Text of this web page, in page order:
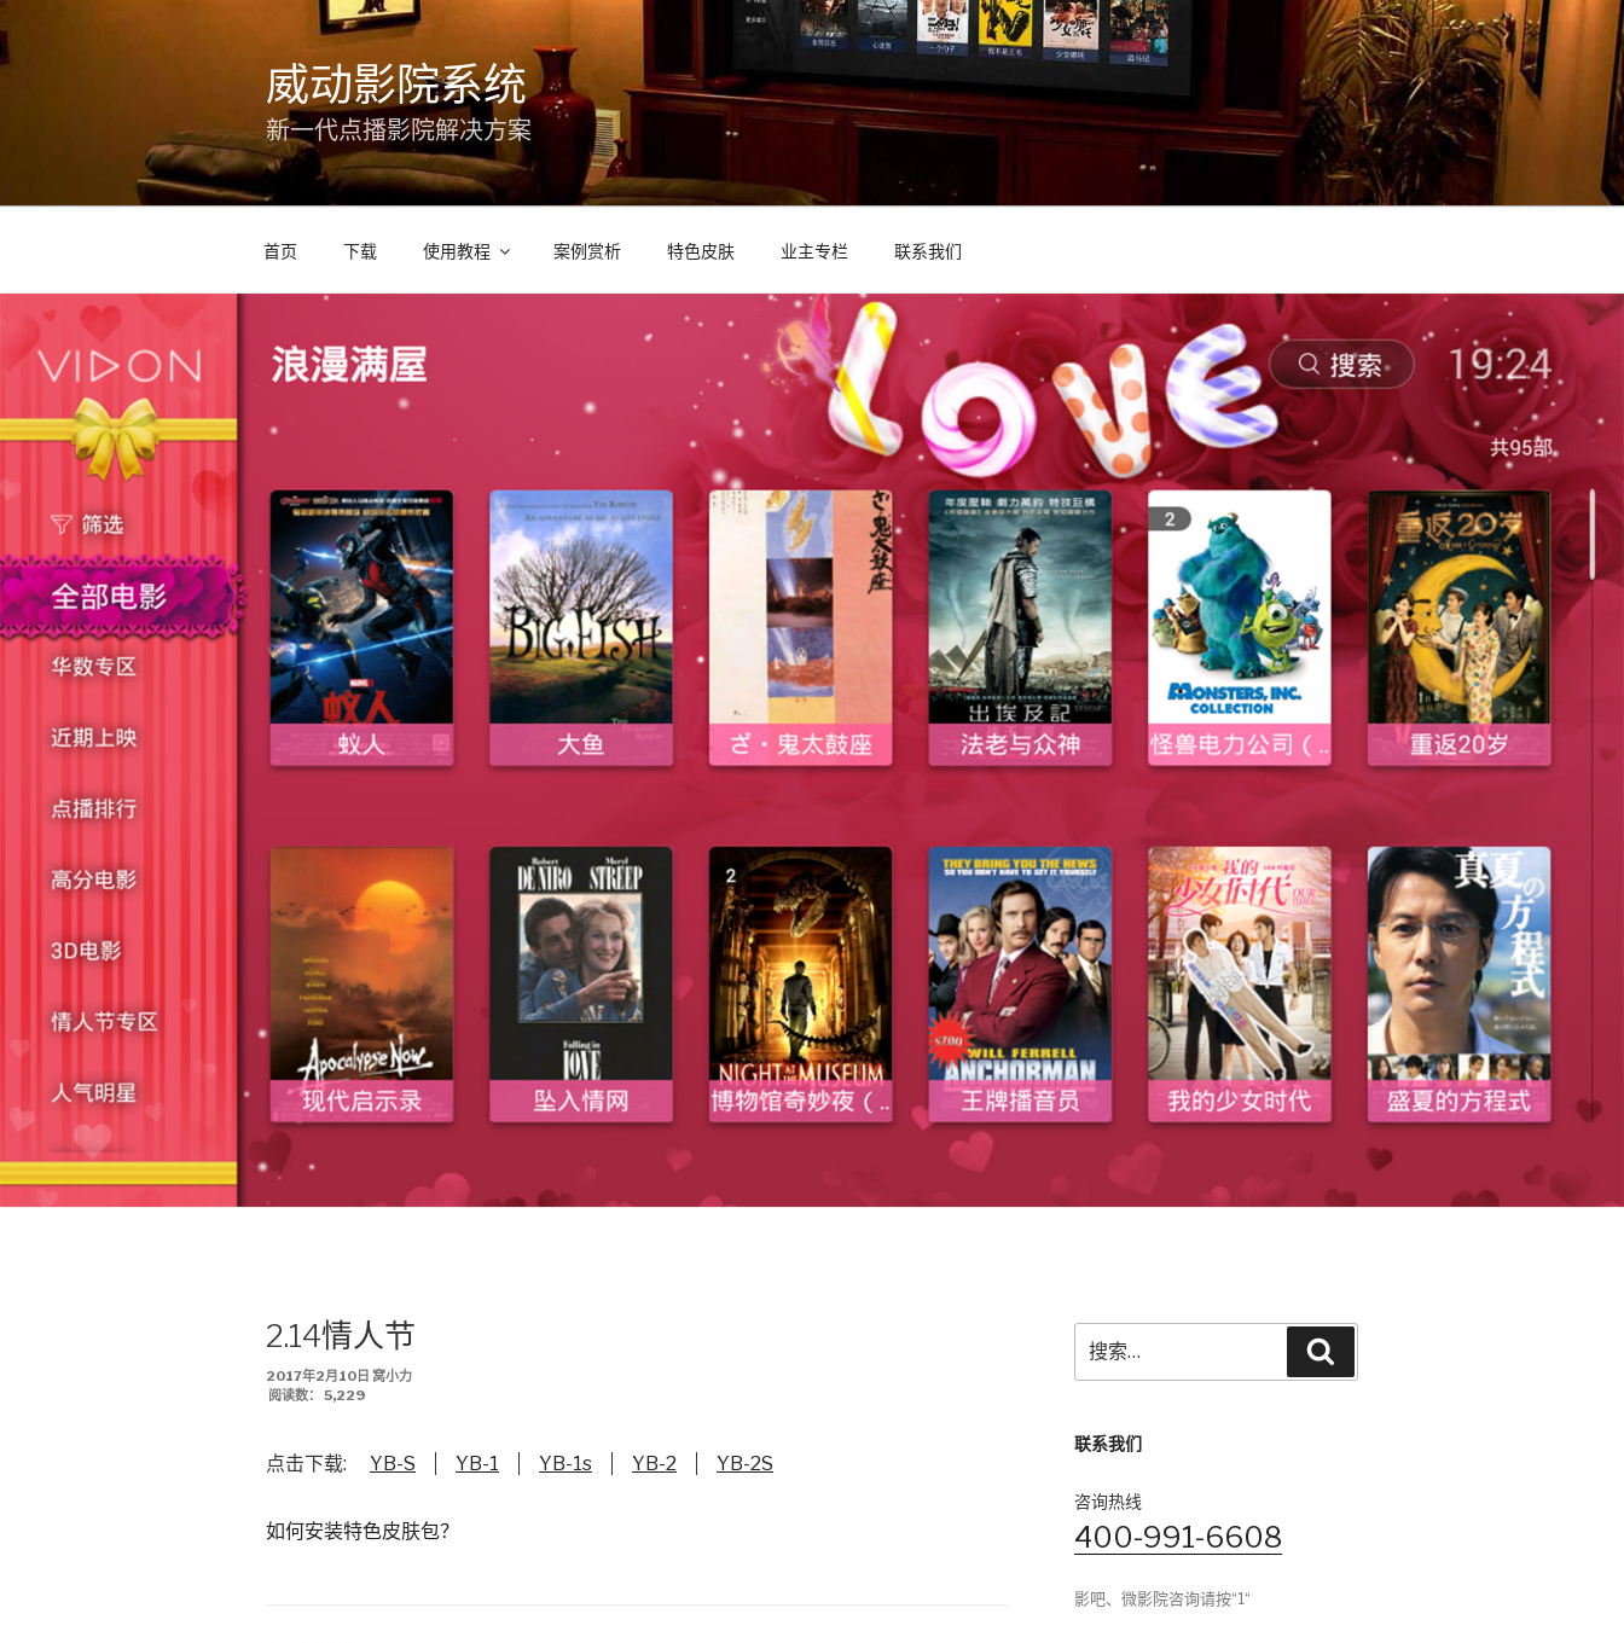
跳
至
内
威动影院系统
新一代点播影院解决方案
首页 下载 使用教程 案例赏析 特色皮肤 业主专栏 联系我们
2.14情人节
发
布
2017年2月10日 窝小力
阅读数： 5,229
点击下载: YB-S YB-1 YB-1s YB-2 YB-2S
如何安装特色皮肤包？
索：
索
联系我们
咨询热线
400-991-6608
影吧、微影院咨询请按“1“